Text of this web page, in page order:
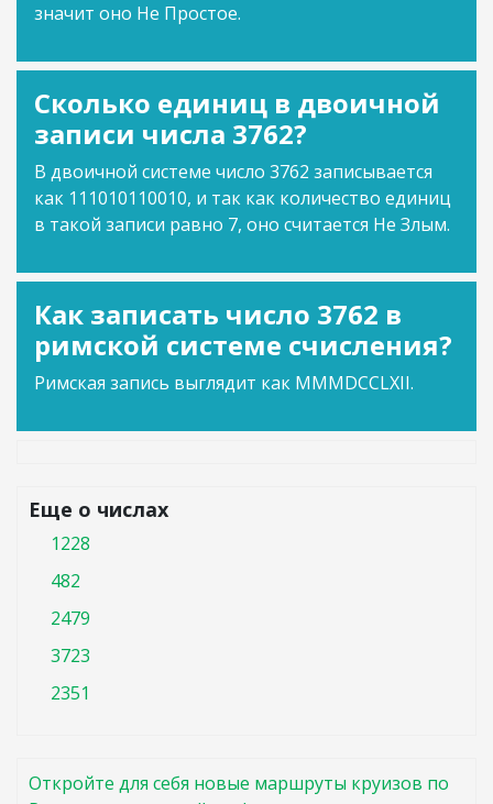
значит оно Не Простое.
Сколько единиц в двоичной
записи числа 3762?
В двоичной системе число 3762 записывается
как 111010110010, и так как количество единиц
в такой записи равно 7, оно считается Не Злым.
Как записать число 3762 в
римской системе счисления?
Римская запись выглядит как MMMDCCLXII.
Еще о числах
1228
482
2479
3723
2351
Откройте для себя новые маршруты круизов по